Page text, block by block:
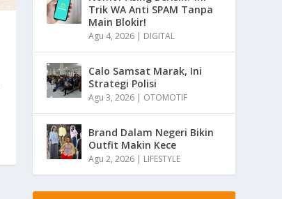
Trik WA Anti SPAM Tanpa
Main Blokir!
Agu 4, 2026 | DIGITAL
Calo Samsat Marak, Ini
Strategi Polisi
Agu 3, 2026 | OTOMOTIF
Brand Dalam Negeri Bikin
Outfit Makin Kece
Agu 2, 2026 | LIFESTYLE